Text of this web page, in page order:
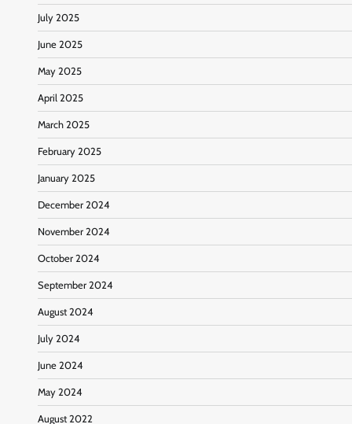
July 2025
June 2025
May 2025
April 2025
March 2025
February 2025
January 2025
December 2024
November 2024
October 2024
September 2024
August 2024
July 2024
June 2024
May 2024
August 2022